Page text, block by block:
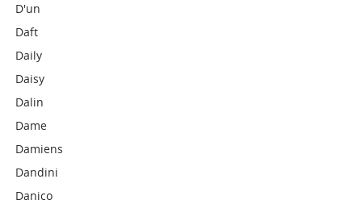
D'un
Daft
Daily
Daisy
Dalin
Dame
Damiens
Dandini
Danico